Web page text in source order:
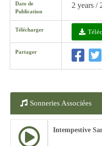
Date de
Publication
2 years /
Télécharger
Partager
Sonneries Associées
Intempestive